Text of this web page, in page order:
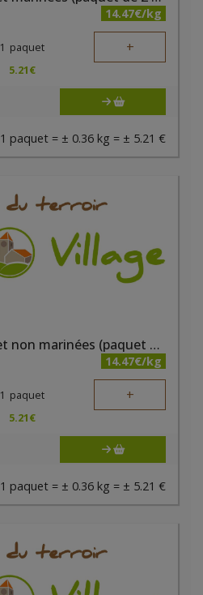
14.47€/kg
1 paquet +
5.21€
1 paquet = ± 0.36 kg = ± 5.21 €
Brochettes de poulet non marinées (paquet de 2 pièces) - Boucherie ABC
14.47€/kg
1 paquet +
5.21€
1 paquet = ± 0.36 kg = ± 5.21 €